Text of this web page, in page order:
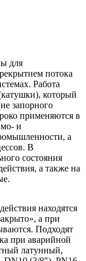
находятся
а при
Подходят
при аварийной
латунный,
для
потока
Работа
который
запорного
применяются в
и
а
В
состояния
а также на